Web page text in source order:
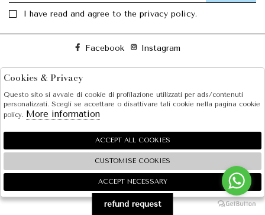
I have read and agree to the privacy policy.
Facebook Instagram
SHOPPING
EXTRA
gruppo Zucchetti
🍪
refund request
Cookies & Privacy
Questo sito si avvale di cookie di profilazione utilizzati per ads/contenuti
personalizzati. Scegli se accettare o disattivare tali cookie nella pagina cookie
policy. More information
ACCEPT ALL COOKIES
CUSTOMISE COOKIES
ACCEPT NECESSARY